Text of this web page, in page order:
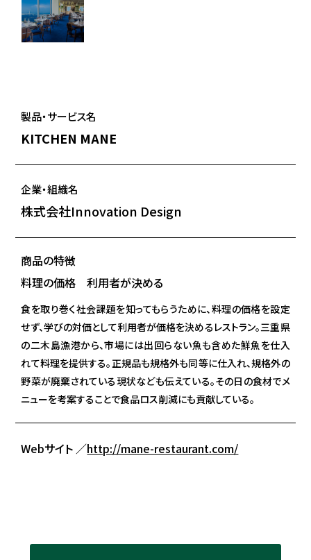
製品・サービス名
KITCHEN MANE
企業・組織名
株式会社Innovation Design
商品の特徴
料理の価格 利用者が決める
食を取り巻く社会課題を知ってもらうために、料理の価格を設定
せず、学びの対価として利用者が価格を決めるレストラン。三重県
の二木島漁港から、市場には出回らない魚も含めた鮮魚を仕入
れて料理を提供する。正規品も規格外も同等に仕入れ、規格外の
野菜が廃棄されている現状なども伝えている。その日の食材でメ
ニューを考案することで食品ロス削減にも貢献している。
Webサイト ／http://mane-restaurant.com/